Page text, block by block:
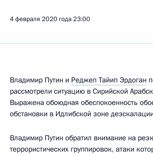
4 февраля 2020 года23:00
Владимир Путин и Реджеп Тайип Эрдоган
рассмотрели ситуацию в Сирийской
Выражена обоюдная обеспокоенность
обстановки в Идлибской зоне
Владимир Путин обратил внимание на
террористических группировок, атаки